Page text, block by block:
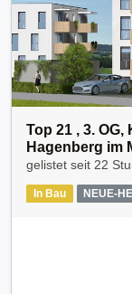
Top 21 , 3.
Hagenberg im
gelistet seit 22
In Bau NEUE-